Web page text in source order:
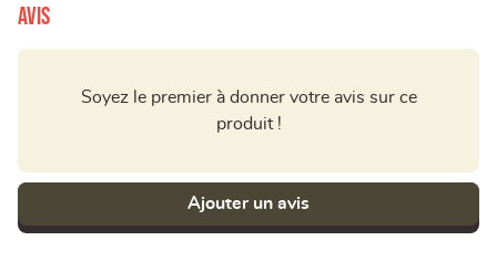
Avis
Soyez le premier à donner votre avis sur ce
produit !
Ajouter un avis